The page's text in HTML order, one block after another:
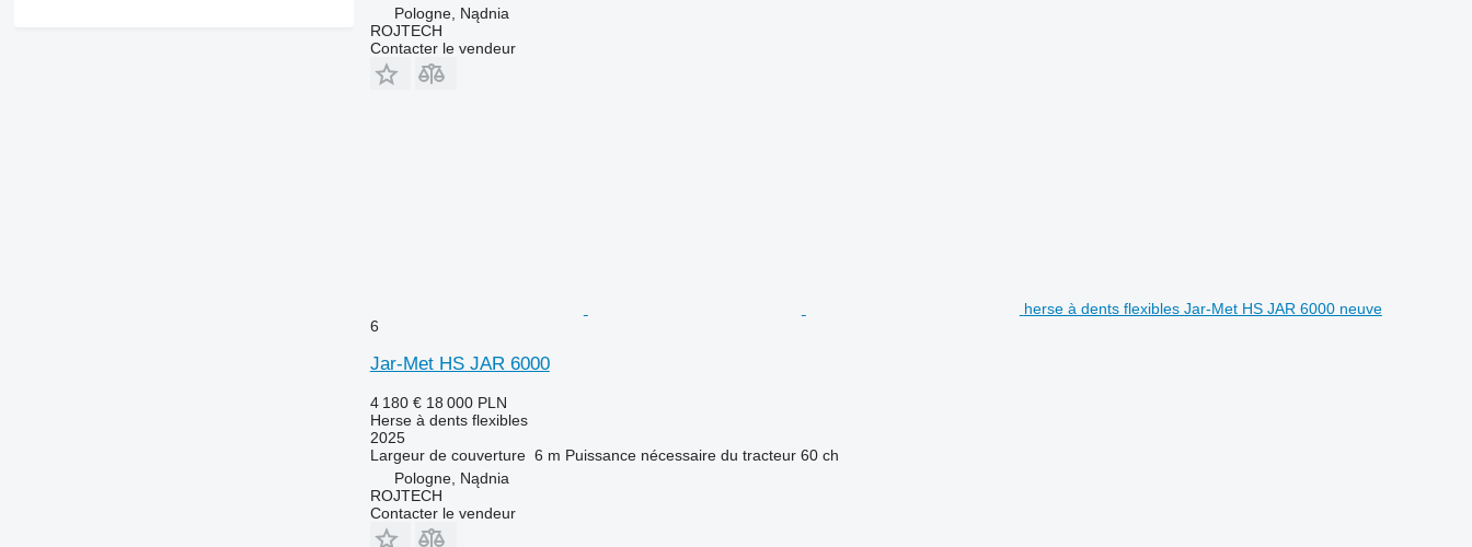
Pologne, Nądnia
ROJTECH
Contacter le vendeur
herse à dents flexibles Jar-Met HS JAR 6000 neuve
6
Jar-Met HS JAR 6000
4 180 € 18 000 PLN
Herse à dents flexibles
2025
Largeur de couverture 6 m Puissance nécessaire du tracteur 60 ch
Pologne, Nądnia
ROJTECH
Contacter le vendeur